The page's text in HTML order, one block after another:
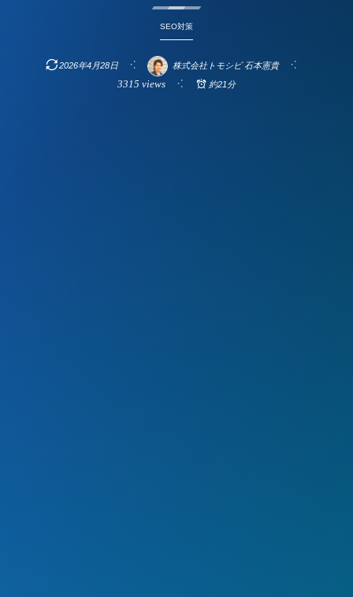
SEO対策
2026年4月28日 株式会社トモシビ 石本憲貴
3315 views 約21分